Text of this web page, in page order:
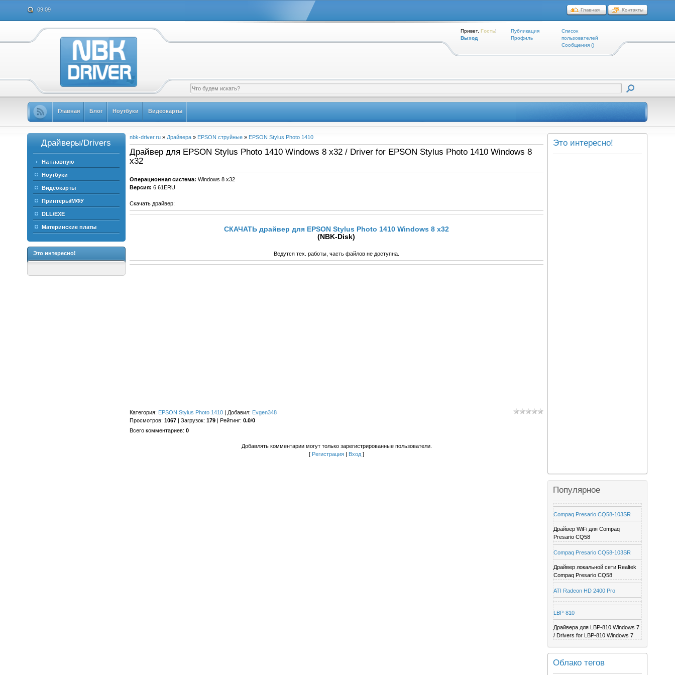
09:09
Привет, Гость!
Выход
Публикация
Профиль
Список
пользователей
Cообщения ()
Главная Блог Ноутбуки Видеокарты
Драйверы/Drivers
На главную
Ноутбуки
Видеокарты
Принтеры/МФУ
DLL/EXE
Материнские платы
Это интересно!
Это интересно!
Популярное
Compaq Presario CQ58-103SR
Драйвер WiFi для Compaq
Presario CQ58
Compaq Presario CQ58-103SR
Драйвер локальной сети Realtek
Compaq Presario CQ58
ATI Radeon HD 2400 Pro
LBP-810
Драйвера для LBP-810 Windows 7
/ Drivers for LBP-810 Windows 7
Облако тегов
nbk-driver.ru» Драйвера» EPSON струйные» EPSON Stylus Photo 1410
Драйвер для EPSON Stylus Photo 1410 Windows 8 x32 / Driver for EPSON Stylus Photo 1410 Windows 8
x32
Операционная система: Windows 8 x32
Версия: 6.61ERU
Скачать драйвер:
СКАЧАТЬ драйвер для EPSON Stylus Photo 1410 Windows 8 x32
(NBK-Disk)
Ведутся тех. работы, часть файлов не доступна.
Категория: EPSON Stylus Photo 1410| Добавил: Evgen348
Просмотров: 1067| Загрузок: 179| Рейтинг: 0.0/0
Всего комментариев: 0
Добавлять комментарии могут только зарегистрированные пользователи.
[ Регистрация Вход ]